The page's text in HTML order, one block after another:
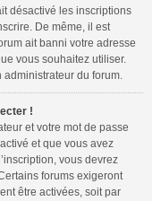
désactivé les inscriptions
De même, il est
ait banni votre adresse
vous souhaitez utiliser.
administrateur du forum.
!
et votre mot de passe
et que vous avez
vous devrez
forums exigeront
être activées, soit par